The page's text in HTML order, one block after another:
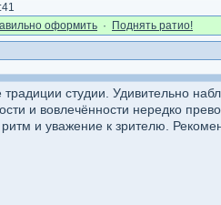
оформить · Поднять ратио!
студии. Удивительно
и вовлечённости нередко
и уважение к зрителю.